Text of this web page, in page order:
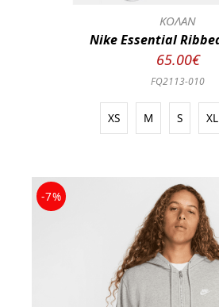
ΚΟΛΑΝ
Nike Essential
65.00€
FQ2113-010
XS M S XL
-7%